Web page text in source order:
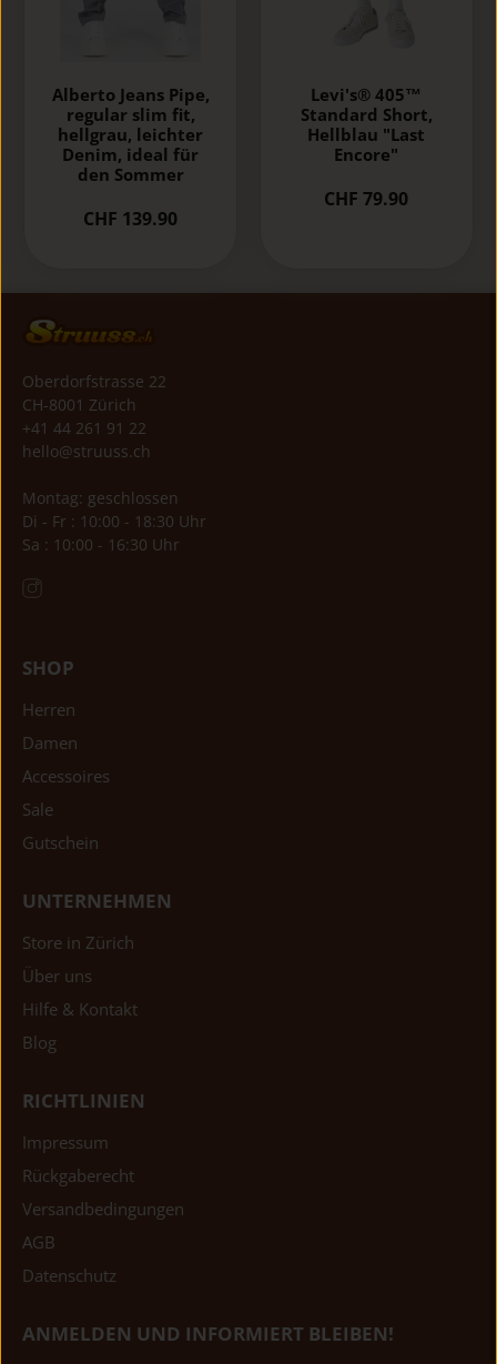
Alberto Jeans Pipe,
regular slim fit,
hellgrau, leichter
Denim, ideal für
den Sommer
CHF 139.90
Levi's® 405™
Standard Short,
Hellblau "Last
Encore"
CHF 79.90
Oberdorfstrasse 22
CH-8001 Zürich
+41 44 261 91 22
hello@struuss.ch
Montag: geschlossen
Di - Fr : 10:00 - 18:30 Uhr
Sa : 10:00 - 16:30 Uhr
SHOP
Herren
Damen
Accessoires
Sale
Gutschein
UNTERNEHMEN
Store in Zürich
Über uns
Hilfe & Kontakt
Blog
RICHTLINIEN
Impressum
Rückgaberecht
Versandbedingungen
AGB
Datenschutz
ANMELDEN UND INFORMIERT BLEIBEN!